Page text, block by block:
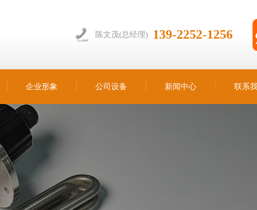
陈文茂(总经理) 139-2252-1256
企业形象 公司设备 新闻中心 联系